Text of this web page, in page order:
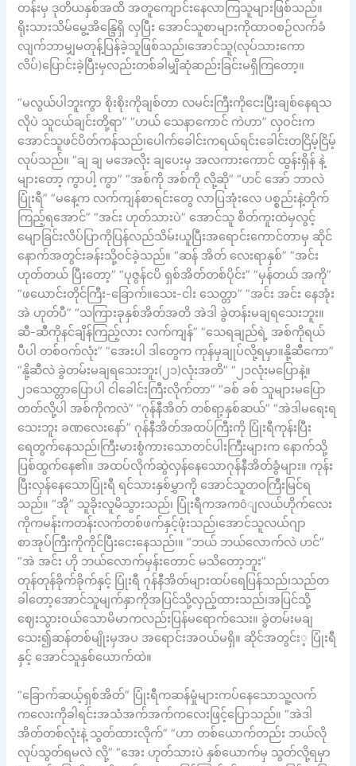
တန်းမှ ဒုတိယနှစ်အထိ အတူကျောင်းနေလာကြသူများဖြစ်သည်။
ရိုးသားသိမ်မွေ့အိန္ဒြေရှိ လှပြီး အောင်သူစာများကိုထာဝစဉ်လက်ခံ
လျက်ဘာမျှမတုန့်ပြန်ခဲ့သူဖြစ်သည်၊အောင်သူ(လုပ်သားကော
လိပ်)ပြောင်းခဲ့ပြီးမှလည်းတစ်ခါမျှိဆုံဆည်းခြင်းမရှိကြတော့။
“မလွယ်ပါဘူးကွာ စိုးစိုးကိုချစ်တာ လမင်းကြီးကိုငေးပြီးချစ်နေရသ
လိုပဲ သူငယ်ချင်းတို့ရာ” “ဟယ် သေနာကောင် ကဲဟာ” လှဝင်းက
အောင်သူဖင်ပိတ်ကန်သည်၊ပေါက်ခေါင်းကရယ်ရင်းခေါင်းတငြိမ့်ငြိမ့်
လုပ်သည်။ “ချ ချ မအေလိုး ချပေးမှ အလကားကောင် ထွန်းရှိန် နဲ့
များတော့ ကွာပါ့ ကွာ” “အစ်ကို အစ်ကို လို့ဆို” “ဟင် အော် ဘာလဲ
ပြုံးရီ” “မနေ့က လက်ကျန်စာရင်းတွေ လာပြအုံးလေ ပစ္စည်းနဲ့တိုက်
ကြည့်ရအောင်” “အင်း ဟုတ်သားပဲ” အောင်သူ စိတ်ကူးထဲမှလွင့်
မျောခြင်းလိပ်ပြာကိုပြန်လည်သိမ်းယူပြီးအရောင်းကောင်တာမှ ဆိုင်
နောက်အတွင်းခန်းသို့ဝင်ခဲ့သည်။ “ဆန် အိတ် လေးရာနှစ်” “အင်း
ဟုတ်တယ် ပြီးတော့” “ပုဇွန်ငပိ ရှစ်အိတ်တစ်ပိုင်း” “မှန်တယ် အကို”
“ဖယောင်းတိုင်ကြီး-ခြောက်။သေး-ငါး သေတ္တာ” “အင်း အင်း နေအုံး
အဲ ဟုတ်ပီ” “သကြားခုနှစ်အိတ်အတိ အဲဒါ ခွဲတန်းမချရသေးဘူး။
ဆီ-ဆီကိုနင်ချိန်ကြည့်လား လက်ကျန်” “သေရချည်ရဲ့ အစ်ကိုရယ်
ပီပါ တစ်ဝက်လုံး” “အေးပါ ဒါတွေက ကုန်မှချုပ်လို့ရမှာ။နို့ဆီကော”
“နို့ဆီလဲ ခွဲတမ်းမချရသေးဘူး(၂၁)လုံးအတိ” “၂၁လုံးမပြောနဲ့။
၂၁သေတ္တာပြောပါ ငါခေါင်းကြီးလိုက်တာ” “ခစ် ခစ် သူများမပြော
တတ်လို့ပါ အစ်ကိုကလဲ” “ဂုန်နီအိတ် တစ်ရာ့နှစ်ဆယ်” “အဲဒါမရေးရ
သေးဘူး ခဏလေးနော်” ဂုန်နီအိတ်အထပ်ကြီးကို ပြုံးရီကုန်းပြီး
ရေတွက်နေသည်၊ကြီးမားစွံကားသောတင်ပါးကြီးများက နောက်သို့
ပြစ်ထွက်နေ၏။ အထပ်လိုက်ဆွဲလှန်နေသောဂုန်နီအိတ်ခွံများ။ ကုန်း
ပြီးလှန်နေသောပြုံးရီ ရင်သားနှစ်မွှာကို အောင်သူတဝကြီးမြင်ရ
သည်။ “အို” သူခိုးလူမိသွားသည်၊ ပြုံးရီကအကôျလယ်ဟိုက်လေး
ကိုကမန်းကတန်းလက်တစ်ဖက်နှင့်ဖုံးသည်၊အောင်သူလယ်ဂျာ
စာအုပ်ကြီးကိုကိုင်ပြီးငေးနေသည်၊။ “ဘယ် ဘယ်လောက်လဲ ဟင်”
“အဲ အင်း ဟို ဘယ်လောက်မှန်းတောင် မသိတော့ဘူး”
တုန်တုန်ခိုက်ခိုက်နှင့် ပြုံးရီ ဂုန်နီအိတ်များထပ်ရေပြန်သည်၊သည်တ
ခါတော့အောင်သူမျက်နှာကိုအပြင်သို့လှည့်ထားသည်၊အပြင်သို့
ဈေးသွားဝယ်သောမိမာကလည်းပြန်မရောက်သေး။ ခွဲတမ်းမချ
သေး၍ဆန်တစ်မျိုးမှအပ အရောင်းအဝယ်မရှိ။ ဆိုင်အတွင်း့ ပြုံးရီ
နှင့် အောင်သူနှစ်ယောက်ထဲ။
“ခြောက်ဆယ့်ရှစ်အိတ်” ပြုံးရီကဆန်မှုံများကပ်နေသောသူ့လက်
ကလေးကိုခါရင်းအသံအက်အက်ကလေးဖြင့်ပြောသည်။ “အဲဒါ
အိတ်တစ်လုံးနဲ့ သွတ်ထားလိုက်” “ဟာ တစ်ယောက်တည်း ဘယ်လို
လုပ်သွတ်ရမလဲ လို့” “အေး ဟုတ်သားပဲ နှစ်ယောက်မှ သွတ်လို့ရမှာ